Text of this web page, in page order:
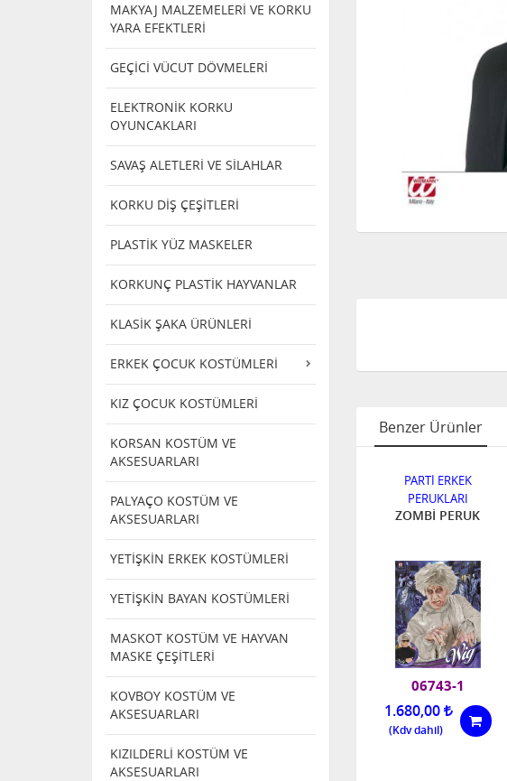
MAKYAJ MALZEMELERİ VE KORKU
YARA EFEKTLERİ
GEÇİCİ VÜCUT DÖVMELERİ
ELEKTRONİK KORKU
OYUNCAKLARI
SAVAŞ ALETLERİ VE SİLAHLAR
KORKU DİŞ ÇEŞİTLERİ
PLASTİK YÜZ MASKELER
KORKUNÇ PLASTİK HAYVANLAR
KLASİK ŞAKA ÜRÜNLERİ
ERKEK ÇOCUK KOSTÜMLERİ
KIZ ÇOCUK KOSTÜMLERİ
KORSAN KOSTÜM VE
AKSESUARLARI
PALYAÇO KOSTÜM VE
AKSESUARLARI
YETİŞKİN ERKEK KOSTÜMLERİ
YETİŞKİN BAYAN KOSTÜMLERİ
MASKOT KOSTÜM VE HAYVAN
MASKE ÇEŞİTLERİ
KOVBOY KOSTÜM VE
AKSESUARLARI
KIZILDERLİ KOSTÜM VE
AKSESUARLARI
Benzer Ürünler
PARTİ ERKEK
PERUKLARI
MAYKIL CEKSIN
TÜKENDİ
TÜKENDI
PARTİ ERKEK
TÜKENDI
PARTİ ERKEK
PERUKLARI
ZOMBİ PERUK
06743-1
1.680,00